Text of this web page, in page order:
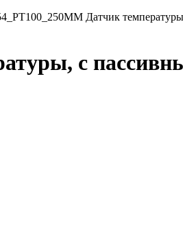
Датчик
с